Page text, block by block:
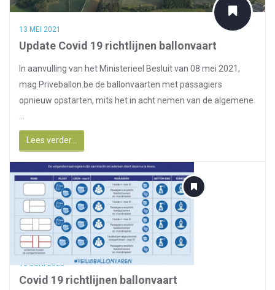
13 MEI 2021
Update Covid 19 richtlijnen ballonvaart
In aanvulling van het Ministerieel Besluit van 08 mei 2021,
mag Priveballon.be de ballonvaarten met passagiers
opnieuw opstarten, mits het in acht nemen van de algemene
Lees verder...
16 JUNI 2020
Covid 19 richtlijnen ballonvaart